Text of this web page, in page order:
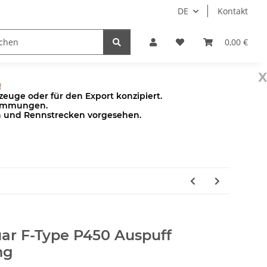
DE Kontakt
0,00 €
Pumpen
x
oder für den Export konzipiert.
Rennstrecken vorgesehen.
F-Type P450 Auspuff